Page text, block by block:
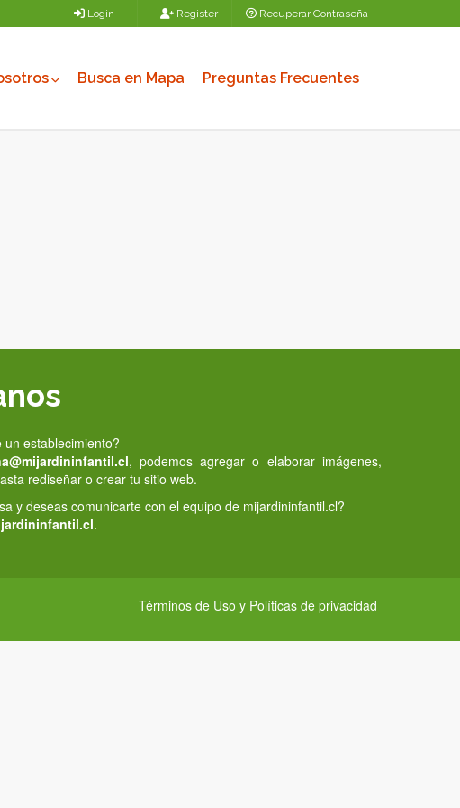
Login Register Recuperar Contraseña
Busca en Mapa Preguntas Frecuentes
establecimiento?
, podemos agregar o elaborar imágenes,
rediseñar o crear tu sitio web.
y deseas comunicarte con el equipo de mijardininfantil.cl?
.
Términos de Uso y Políticas de privacidad